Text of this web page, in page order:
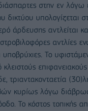
στην εν λόγω
δικτύου υπολογίζεται
άρδευσης αντλείται
στροβιλοφόρες αντλίες
Το
κλειστούς
τριαντακονταετία
κυρίως λόγω
Το κόστος τοπικής